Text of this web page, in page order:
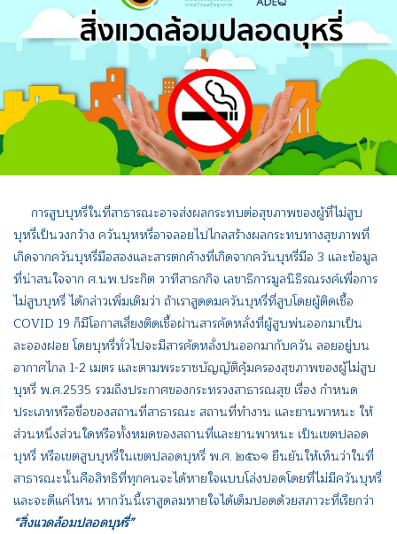
การสูบบุหรี่ในที่สาธารณะอาจส่งผลกระทบต่อสุขภาพของผู้ที่ไม่สูบ
บุหรี่เป็นวงกว้าง ควันบุหหรี่อาจลอยไปไกลสร้างผลกระทบทางสุขภาพที่
เกิดจากควันบุหรี่มือสองและสารตกค้างที่เกิดจากควันบุหรี่มือ 3 และข้อมูล
ที่น่าสนใจจาก ศ.นพ.ประกิต วาทีสาธกกิจ เลขาธิการมูลนิธิรณรงค์เพื่อการ
ไม่สูบบุหรี่ ได้กล่าวเพิ่มเติมว่า ถ้าเราสูดดมควันบุหรี่ที่สูบโดยผู้ติดเชื้อ
COVID 19 ก็มีโอกาสเสี่ยงติดเชื้อผ่านสารคัดหลั่งที่ผู้สูบพ่นออกมาเป็น
ละอองฝอย โดยบุหรี่ทั่วไปจะมีสารคัดหลั่งปนออกมากับควัน ลอยอยู่บน
อากาศไกล 1-2 เมตร และตามพระราชบัญญัติคุ้มครองสุขภาพของผู้ไม่สูบ
บุหรี่ พ.ศ.2535 รวมถึงประกาศของกระทรวงสาธารณสุข เรื่อง กำหนด
ประเภทหรือชื่อของสถานที่สาธารณะ สถานที่ทำงาน และยานพาหนะ ให้
ส่วนหนึ่งส่วนใดหรือทั้งหมดของสถานที่และยานพาหนะ เป็นเขตปลอด
บุหรี่ หรือเขตสูบบุหรี่ในเขตปลอดบุหรี่ พ.ศ. ๒๕๖๑ ยืนยันให้เห็นว่าในที่
สาธารณะนั้นคือสิทธิที่ทุกคนจะได้หายใจแบบโล่งปอดโดยที่ไม่มีควันบุหรี่
และจะดีแค่ไหน หากวันนี้เราสูดลมหายใจได้เต็มปอดด้วยสภาวะที่เรียกว่า
“สิ่งแวดล้อมปลอดบุหรี่”